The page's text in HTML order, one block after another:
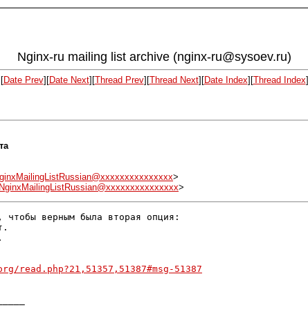
Nginx-ru mailing list archive (nginx-ru@sysoev.ru)
[Date Prev][Date Next][Thread Prev][Thread Next][Date Index][Thread Index]
>
>
верным была вторая опция:
read.php?21,51357,51387#msg-51387